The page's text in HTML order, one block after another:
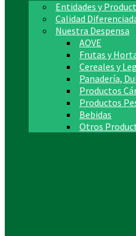
Entidades y
Calidad
Nuestra Despensa
AOVE
Frutas y
Cereales y
Panadería,
Productos
Productos
Bebidas
Otros